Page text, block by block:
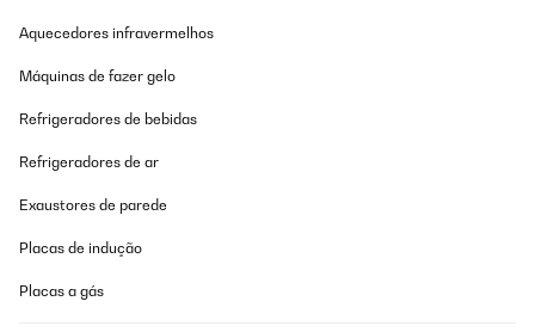
Aquecedores infravermelhos
Máquinas de fazer gelo
Refrigeradores de bebidas
Refrigeradores de ar
Exaustores de parede
Placas de indução
Placas a gás